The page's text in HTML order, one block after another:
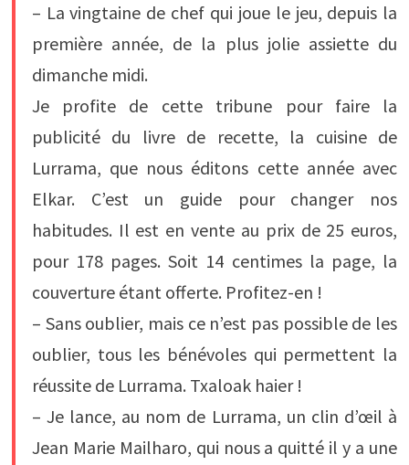
– La vingtaine de chef qui joue le jeu, depuis la
première année, de la plus jolie assiette du
dimanche midi.
Je profite de cette tribune pour faire la
publicité du livre de recette, la cuisine de
Lurrama, que nous éditons cette année avec
Elkar. C’est un guide pour changer nos
habitudes. Il est en vente au prix de 25 euros,
pour 178 pages. Soit 14 centimes la page, la
couverture étant offerte. Profitez-en !
– Sans oublier, mais ce n’est pas possible de les
oublier, tous les bénévoles qui permettent la
réussite de Lurrama. Txaloak haier !
– Je lance, au nom de Lurrama, un clin d’œil à
Jean Marie Mailharo, qui nous a quitté il y a une